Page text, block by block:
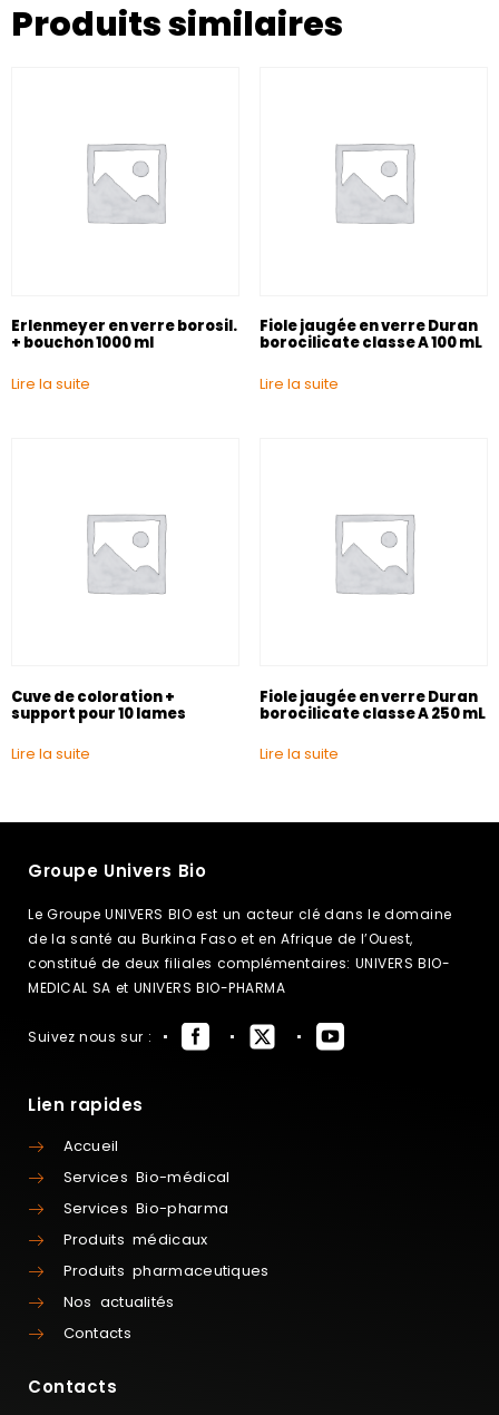
Produits similaires
Erlenmeyer en verre borosil.
+ bouchon 1000 ml
Lire la suite
Fiole jaugée en verre Duran
borocilicate classe A 100 mL
Lire la suite
Cuve de coloration +
support pour 10 lames
Lire la suite
Fiole jaugée en verre Duran
borocilicate classe A 250 mL
Lire la suite
Groupe Univers Bio
Le Groupe UNIVERS BIO est un acteur clé dans le domaine
de la santé au Burkina Faso et en Afrique de l’Ouest,
constitué de deux filiales complémentaires: UNIVERS BIO-
MEDICAL SA et UNIVERS BIO-PHARMA
Suivez nous sur :
Lien rapides
Accueil
Services Bio-médical
Services Bio-pharma
Produits médicaux
Produits pharmaceutiques
Nos actualités
Contacts
Contacts